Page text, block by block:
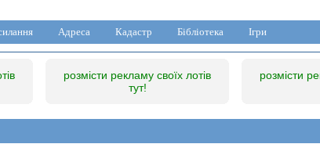
Адреса Кадастр Бібліотека Ігри
розмісти рекламу своїх лотів
тут!
розмісти